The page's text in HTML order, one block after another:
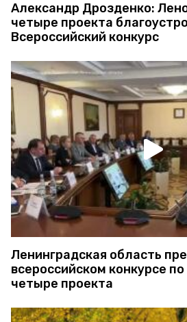
Александр Дрозденко:
четыре проекта
Всероссийский конкурс
Ленинградская область
всероссийском конкурсе
четыре проекта